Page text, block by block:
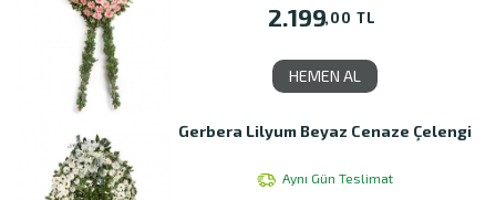
2.199,00 TL
HEMEN AL
Gerbera Lilyum Beyaz Cenaze Çelengi
Aynı Gün Teslimat